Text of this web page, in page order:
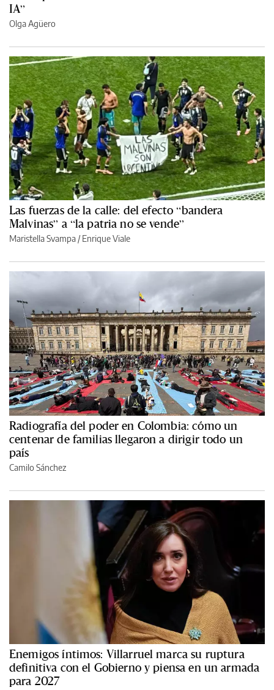
IA”
Olga Agüero
Las fuerzas de la calle: del efecto “bandera
Malvinas” a “la patria no se vende”
Maristella Svampa /Enrique Viale
Radiografía del poder en Colombia: cómo un
centenar de familias llegaron a dirigir todo un
país
Camilo Sánchez
Enemigos íntimos: Villarruel marca su ruptura
definitiva con el Gobierno y piensa en un armada
para 2027